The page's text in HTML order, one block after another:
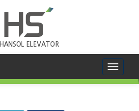
HANSOL ELEVATOR
Toggle